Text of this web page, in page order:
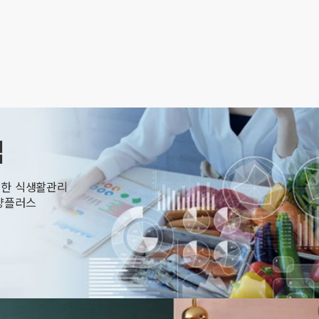
식생활관리
플러스